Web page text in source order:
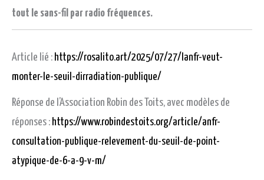
tout le sans-fil par radio fréquences.
Article lié : https://rosalito.art/2025/07/27/lanfr-veut-
monter-le-seuil-dirradiation-publique/
Réponse de l’Association Robin des Toits, avec modèles de
réponses : https://www.robindestoits.org/article/anfr-
consultation-publique-relevement-du-seuil-de-point-
atypique-de-6-a-9-v-m/